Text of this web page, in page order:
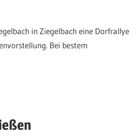
in Ziegelbach eine Dorfrallye
Bei bestem